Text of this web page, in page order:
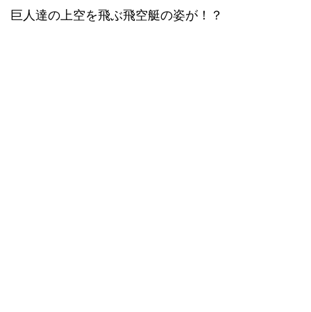
巨人達の上空を飛ぶ飛空艇の姿が！？